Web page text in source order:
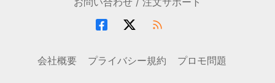
会社概要 プライバシー規約 プロモ問題